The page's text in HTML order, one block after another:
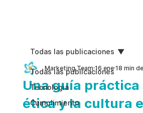
Todas las publicaciones
Tecnologia
Cumplimiento
Todas las publicaciones
Una guía práctica
ética y la cultura
Marketing Team 16 ene 18 min